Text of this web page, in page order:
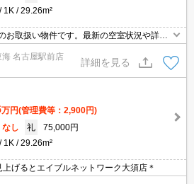
1K 29.26m²
お取扱い物件です。最新の空室状況や詳細
せください。
名古屋駅前店
詳細を見る
万円(管理費等：2,900円)
なし 礼
75,000円
1K 29.26m²
上げるとエイブルネットワーク大須店＊